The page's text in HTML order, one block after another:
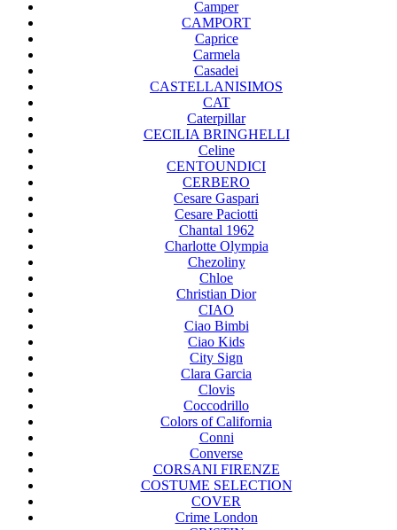
Camper
CAMPORT
Caprice
Carmela
Casadei
CASTELLANISIMOS
CAT
Caterpillar
CECILIA BRINGHELLI
Celine
CENTOUNDICI
CERBERO
Cesare Gaspari
Cesare Paciotti
Chantal 1962
Charlotte Olympia
Chezoliny
Chloe
Christian Dior
CIAO
Ciao Bimbi
Ciao Kids
City Sign
Clara Garcia
Clovis
Coccodrillo
Colors of California
Conni
Converse
CORSANI FIRENZE
COSTUME SELECTION
COVER
Crime London